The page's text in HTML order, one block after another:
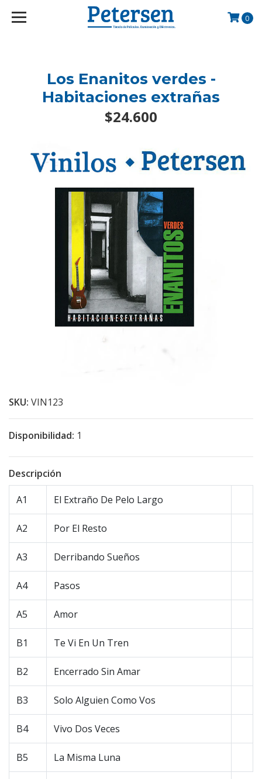
googlef2d1455d5020445a.html
0
Los Enanitos verdes -
Habitaciones extrañas
$24.600
SKU: VIN123
Disponibilidad: 1
Descripción
A1 El Extraño De Pelo Largo
A2 Por El Resto
A3 Derribando Sueños
A4 Pasos
A5 Amor
B1 Te Vi En Un Tren
B2 Encerrado Sin Amar
B3 Solo Alguien Como Vos
B4 Vivo Dos Veces
B5 La Misma Luna